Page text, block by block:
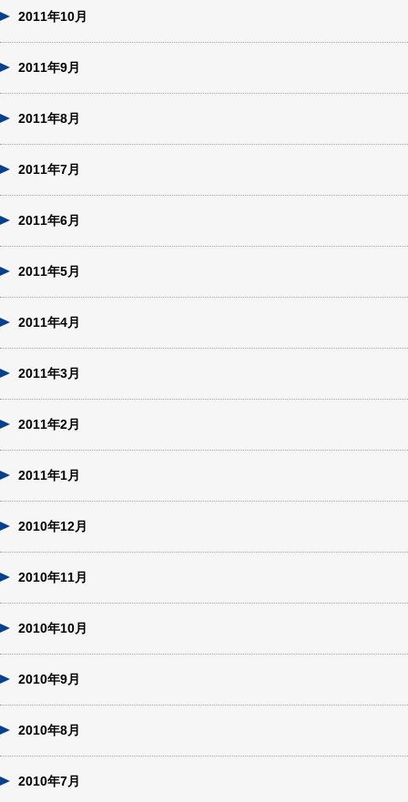
2011年10月
2011年9月
2011年8月
2011年7月
2011年6月
2011年5月
2011年4月
2011年3月
2011年2月
2011年1月
2010年12月
2010年11月
2010年10月
2010年9月
2010年8月
2010年7月